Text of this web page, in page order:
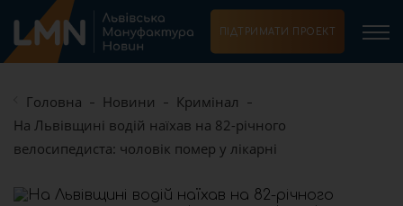
ПІДТРИМАТИ ПРОЕКТ
Головна Новини
Кримінал
На Львівщині водій наїхав на 82-річного
велосипедиста: чоловік помер у лікарні